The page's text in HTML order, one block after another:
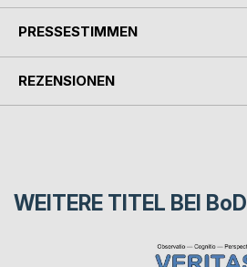
PRESSESTIMMEN
REZENSIONEN
WEITERE TITEL BEI BoD